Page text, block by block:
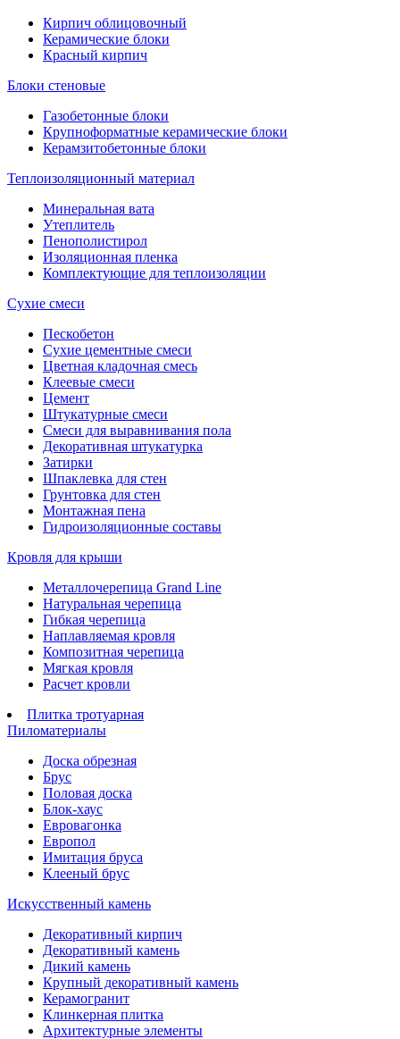
Кирпич облицовочный
Керамические блоки
Красный кирпич
Блоки стеновые
Газобетонные блоки
Крупноформатные керамические блоки
Керамзитобетонные блоки
Теплоизоляционный материал
Минеральная вата
Утеплитель
Пенополистирол
Изоляционная пленка
Комплектующие для теплоизоляции
Сухие смеси
Пескобетон
Сухие цементные смеси
Цветная кладочная смесь
Клеевые смеси
Цемент
Штукатурные смеси
Смеси для выравнивания пола
Декоративная штукатурка
Затирки
Шпаклевка для стен
Грунтовка для стен
Монтажная пена
Гидроизоляционные составы
Кровля для крыши
Металлочерепица Grand Line
Натуральная черепица
Гибкая черепица
Наплавляемая кровля
Композитная черепица
Мягкая кровля
Расчет кровли
Плитка тротуарная
Пиломатериалы
Доска обрезная
Брус
Половая доска
Блок-хаус
Евровагонка
Европол
Имитация бруса
Клееный брус
Искусственный камень
Декоративный кирпич
Декоративный камень
Дикий камень
Крупный декоративный камень
Керамогранит
Клинкерная плитка
Архитектурные элементы